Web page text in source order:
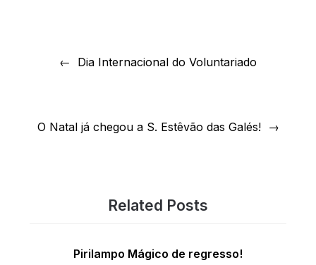
Dia Internacional do Voluntariado
O Natal já chegou a S. Estêvão das Galés!
Related Posts
Pirilampo Mágico de regresso!